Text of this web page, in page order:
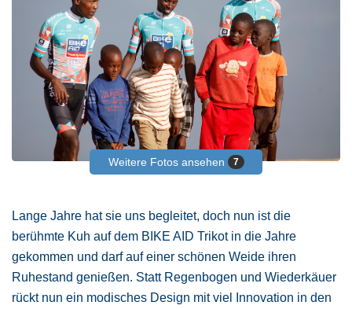
Weitere Fotos ansehen 7
Lange Jahre hat sie uns begleitet, doch nun ist die
berühmte Kuh auf dem BIKE AID Trikot in die Jahre
gekommen und darf auf einer schönen Weide ihren
Ruhestand genießen. Statt Regenbogen und Wiederkäuer
rückt nun ein modisches Design mit viel Innovation in den